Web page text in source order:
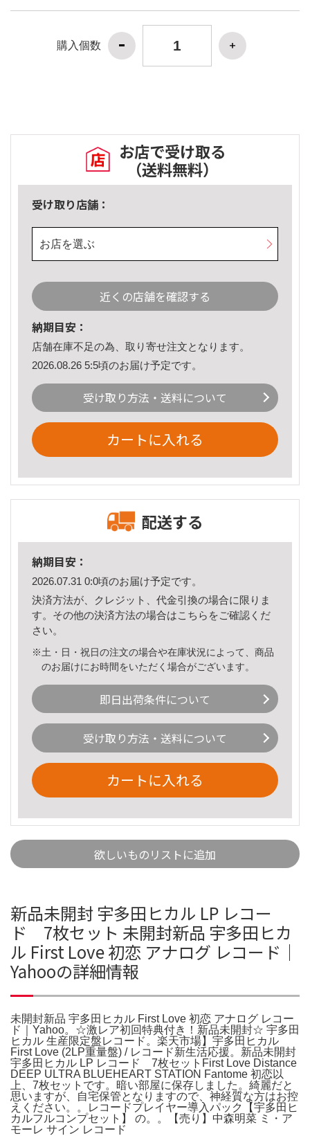
購入個数
お店で受け取る
（送料無料）
受け取り店舗：
お店を選ぶ
近くの店舗を確認する
納期目安：
店舗在庫不足の為、取り寄せ注文となります。
2026.08.26 5:5頃のお届け予定です。
受け取り方法・送料について
カートに入れる
配送する
納期目安：
2026.07.31 0:0頃のお届け予定です。
決済方法が、クレジット、代金引換の場合に限りま
す。その他の決済方法の場合はこちら をご確認くだ
さい。
※土・日・祝日の注文の場合や在庫状況によって、商品
のお届けにお時間をいただく場合がございます。
即日出荷条件について
受け取り方法・送料について
カートに入れる
欲しいものリストに追加
新品未開封 宇多田ヒカル LP レコー
ド 7枚セット 未開封新品 宇多田ヒカ
ル First Love 初恋 アナログ レコード｜
Yahooの詳細情報
未開封新品 宇多田ヒカル First Love 初恋 アナログ レコー
ド｜Yahoo。☆激レア初回特典付き！新品未開封☆ 宇多田
ヒカル 生産限定盤レコード。楽天市場】宇多田ヒカル
First Love (2LP重量盤) / レコード新生活応援。新品未開封
宇多田ヒカル LP レコード 7枚セットFirst Love Distance
DEEP ULTRA BLUEHEART STATION Fantome 初恋以
上、7枚セットです。暗い部屋に保存しました。綺麗だと
思いますが、自宅保管となりますので、神経質な方はお控
えください。。レコードプレイヤー導入パック【宇多田ヒ
カルフルコンプセット】 の。。【売り】中森明菜 ミ・ア
モーレ サイン レコード